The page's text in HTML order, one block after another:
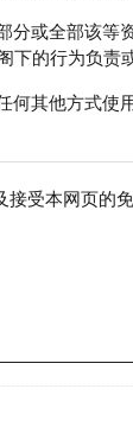
或全部该等
下的行为负责
其他方式使
接受本网页的